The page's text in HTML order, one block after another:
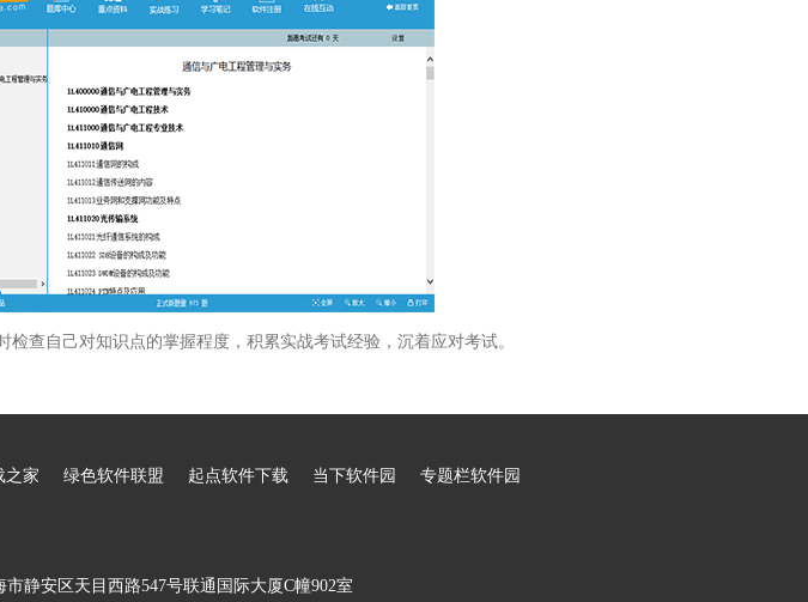
查自己对知识点的掌握程度，积累实战考试经验，沉着应对考试。
之家 绿色软件联盟 起点软件下载 当下软件园 专题栏软件园
静安区天目西路547号联通国际大厦C幢902室